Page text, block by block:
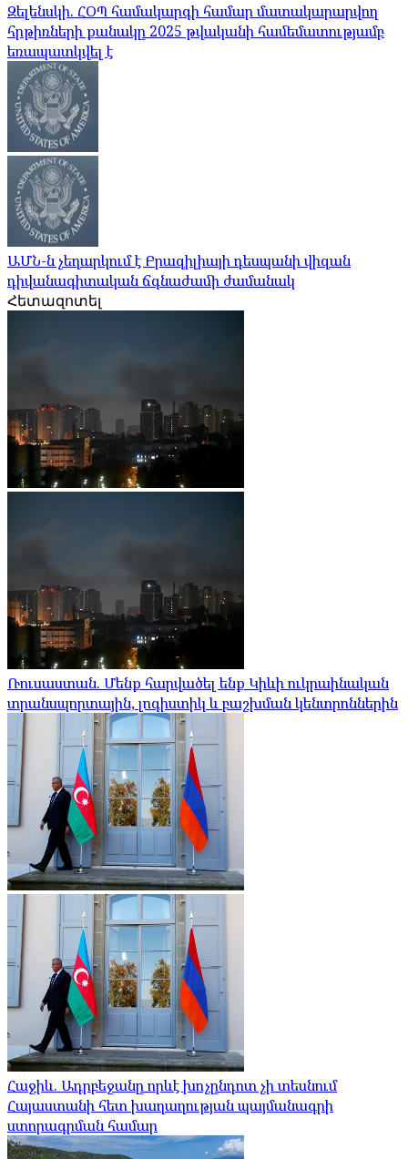
Զելենսկի. ՀՕՊ համակարգի համար մատակարարվող
հրթիռների քանակը 2025 թվականի համեմատությամբ
եռապատկվել է
ԱՄՆ-ն չեղարկում է Բրազիլիայի դեսպանի վիզան
դիվանագիտական ​​ճգնաժամի ժամանակ
Հետազոտել
Ռուսաստան. Մենք հարվածել ենք Կիևի ուկրաինական
տրանսպորտային, լոգիստիկ և բաշխման կենտրոններին
Հաջիև. Ադրբեջանը որևէ խոչընդոտ չի տեսնում
Հայաստանի հետ խաղաղության պայմանագրի
ստորագրման համար